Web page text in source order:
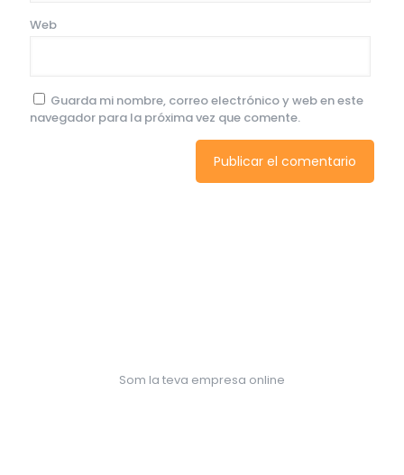
Web
Guarda mi nombre, correo electrónico y web en este
navegador para la próxima vez que comente.
Som la teva empresa online